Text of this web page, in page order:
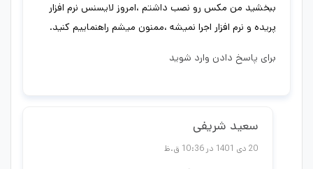
ببخشید من مکس رو نصب داشتم ،امروز لایسنس نرم افزار
پریده و نرم افزار اجرا نمیشه ،ممنون میشم راهنماییم کنید.
برای پاسخ دادن وارد شوید
سعید شریفی
20 دی 1401 در 10:36 ق.ظ